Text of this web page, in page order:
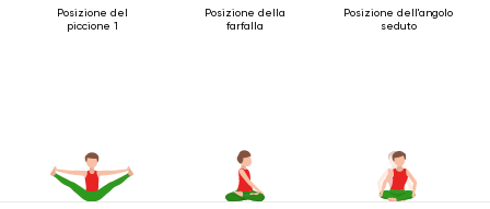
Posizione del
piccione 1
Posizione della
farfalla
Posizione dell'angolo
seduto